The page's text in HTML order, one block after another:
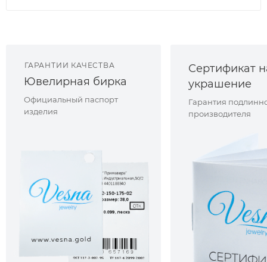
ГАРАНТИИ КАЧЕСТВА
Ювелирная бирка
Официальный паспорт
изделия
Сертификат
украшение
Гарантия
производителя